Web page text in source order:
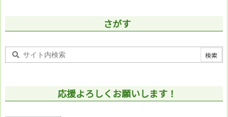
さがす
応援よろしくお願いします！